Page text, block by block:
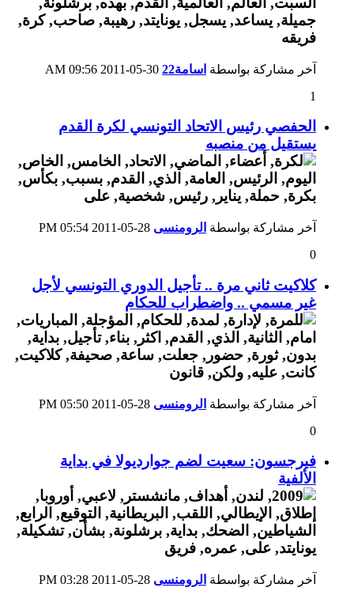
آخر مشاركة بواسطة اسامة22
09:56 AM
1
الحفصي رئيس الاتحاد التونسي لكرة القدم
يستقيل من منصبه
آخر مشاركة بواسطة الرومنسى
05:54 PM
0
كلاكيت ثاني مرة .. تأجيل الدوري التونسي لأجل
غير مسمي .. واضطراب للحكام
آخر مشاركة بواسطة الرومنسى
05:50 PM
0
فيرجسون: سعيت لضم جوارديولا في بداية
الألفية
آخر مشاركة بواسطة الرومنسى 03:28 PM